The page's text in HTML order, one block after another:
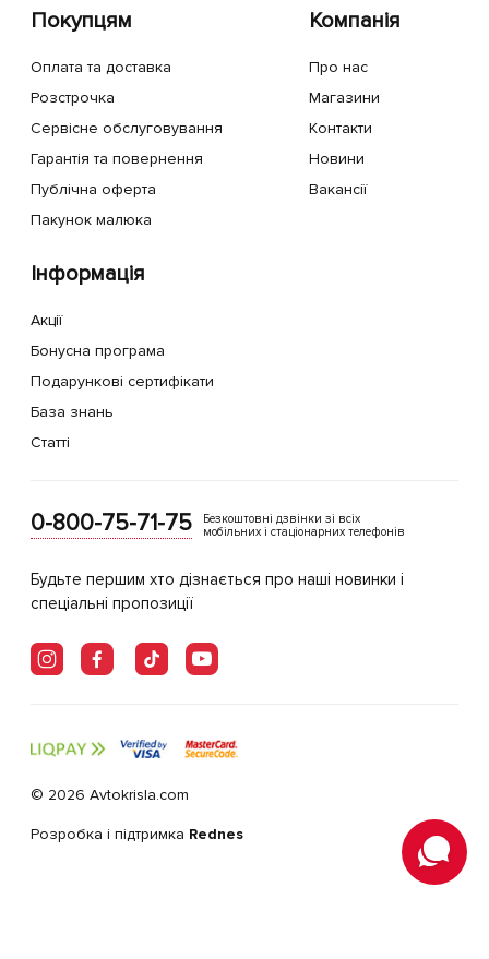
Покупцям
Оплата та доставка
Розстрочка
Сервісне обслуговування
Гарантія та повернення
Публічна оферта
Пакунок малюка
Компанія
Про нас
Магазини
Контакти
Новини
Вакансії
Інформація
Акції
Бонусна програма
Подарункові сертифікати
База знань
Статті
0-800-75-71-75
Безкоштовні дзвінки зі всіх
мобільних і стаціонарних телефонів
Будьте першим хто дізнається про наші новинки і
спеціальні пропозиції
© 2026 Avtokrisla.com
Розробка і підтримка Rednes